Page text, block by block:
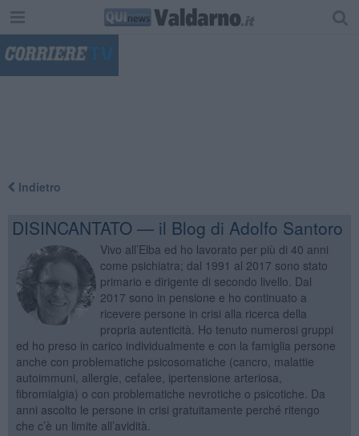
Indietro
DISINCANTATO — il Blog di Adolfo Santoro
Vivo all’Elba ed ho lavorato per più di 40 anni
come psichiatra; dal 1991 al 2017 sono stato
primario e dirigente di secondo livello. Dal
2017 sono in pensione e ho continuato a
ricevere persone in crisi alla ricerca della
propria autenticità. Ho tenuto numerosi gruppi
ed ho preso in carico individualmente e con la famiglia persone
anche con problematiche psicosomatiche (cancro, malattie
autoimmuni, allergie, cefalee, ipertensione arteriosa,
fibromialgia) o con problematiche nevrotiche o psicotiche. Da
anni ascolto le persone in crisi gratuitamente perché ritengo
che c’è un limite all’avidità.